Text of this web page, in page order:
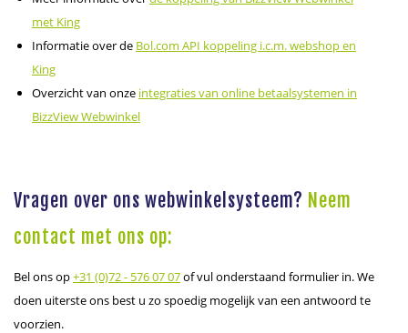
met King
Informatie over de Bol.com API koppeling i.c.m. webshop en
King
Overzicht van onze integraties van online betaalsystemen in
BizzView Webwinkel
Vragen over ons webwinkelsysteem? Neem
contact met ons op:
Bel ons op+31 (0)72 - 576 07 07of vul onderstaand formulier in. We
doen uiterste ons best u zo spoedig mogelijk van een antwoord te
voorzien.